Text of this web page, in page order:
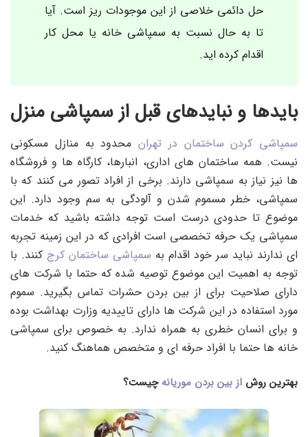
حل دائمی خلاصی از این موجودات ریز است. آیا
تا به حال نسبت به سمپاشی خانه یا محل کار
اقدام کرده اید.
بایدها و نبایدهای قبل از سمپاشی منزل
سمپاشی کردن ساختمان در تهران محدود به منازل مسکونی
نیست. همه ساختمان های اداری، انبارها، کارگاه ها و فروشگاه
ها نیز نیاز به سمپاشی دارند. برخی از افراد تصور می کنند که با
سمپاشی، خطر مسموم شدن و آلودگی به سم وجود دارد. این
موضوع تا حدودی درست است توجه داشته باشید که خدمات
سمپاشی یک حرفه تخصصی است افرادی که در این زمینه تجربه
ای ندارند نباید سر خود اقدام به سمپاشی ساختمان کرج کنند. با
توجه به اهمیت این موضوع توصیه شده که حتما با شرکت های
دارای صلاحیت برای از بین بردن حشرات تماس بگیرید. سموم
مورد استفاده در این شرکت ها دارای تاییدیه وزارت بهداشت بوده
و برای انسان خطری به همراه ندارد. به خصوص برای سمپاشی
خانه ها حتما با افراد حرفه ای و متخصص هماهنگ کنید.
بهترین روش از بین بردن موریانه چیست؟